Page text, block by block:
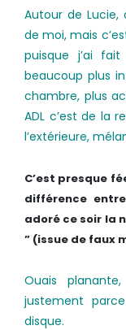
Autour de
de moi, mais
puisque j’ai
beaucoup plus
chambre, plus
ADL c’est de la
l’extérieure,
C’est presque
différence
adoré ce soir la
” (issue de faux
Ouais
justement
disque.